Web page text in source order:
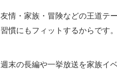
友情・家族・冒険などの王道テ
習慣にもフィットするからです。
週末の長編や一挙放送を家族イ